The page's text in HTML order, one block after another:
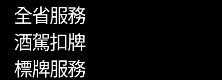
全省服務
酒駕扣牌
標牌服務